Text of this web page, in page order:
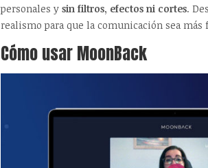
personales y sin filtros, efectos ni cortes.
realismo para que la comunicación sea más
Cómo usar MoonBack